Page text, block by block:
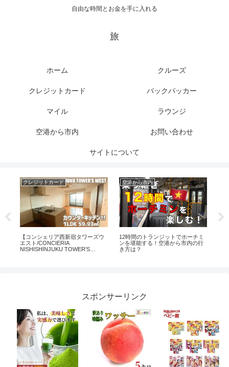
自由な時間とお金を手に入れる
旅
ホーム クルーズ
クレジットカード バックパッカー
マイル ラウンジ
空港から市内 お問い合わせ
サイトについて
クレジットカード
【コンシェリア西新宿タワーズウ
エスト/CONCIERIA
NISHISHINJUKU TOWER’S
空港から市内
12時間のトランジットでホーチミ
ンを堪能する！空港から市内の行
き方は？
スポンサーリンク